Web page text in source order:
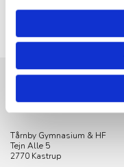
KONTAKT
Tårnby Gymnasium & HF
Tejn Alle 5
2770 Kastrup